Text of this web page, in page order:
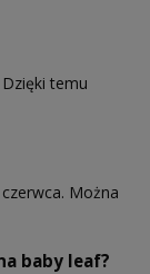
temu
Można
baby leaf?